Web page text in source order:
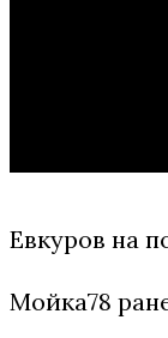
Евкуров на
Мойка78